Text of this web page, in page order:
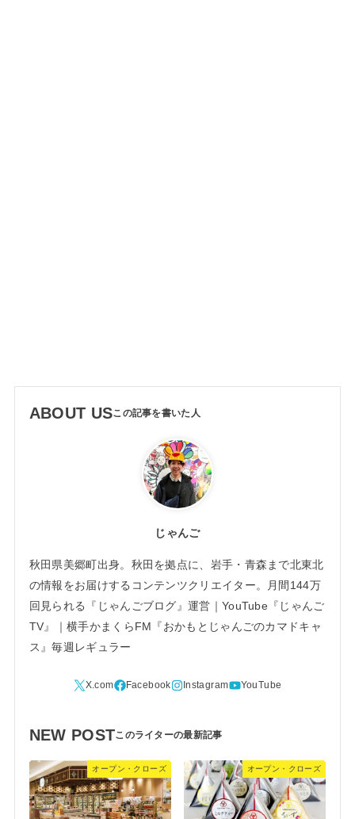
ABOUT US
じゃんご
秋田県美郷町出身。秋田を拠点に、岩手・青森まで北東北
の情報をお届けするコンテンツクリエイター。月間144万
回見られる『じゃんごブログ』運営｜YouTube『じゃんご
TV』｜横手かまくらFM『おかもとじゃんごのカマドキャ
ス』毎週レギュラー
NEW POST
オープン・クローズ オープン・クローズ